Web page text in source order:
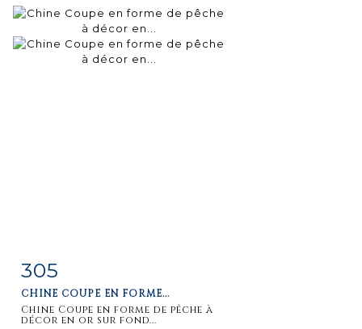
Fiche
305
CHINE COUPE EN FORME...
Chine Coupe en forme de pêche à
décor en or sur fond...